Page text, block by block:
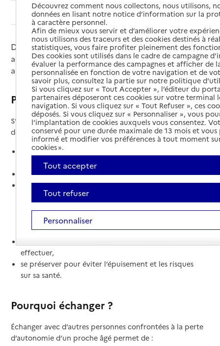
Sommaire
Différents lieux existent partout en France pour
accompagner, informer et soutenir les proches
aidants de personnes âgées en perte d’autonomie.
Pourquoi s’informer ?
S’informer sur la perte d’autonomie ou sur la maladie
dont est atteint son proche permet de :
mieux le comprendre, de connaître l’impact de sa
maladie, ses répercussions sur la vie quotidienne,
faciliter la communication avec lui,
mieux l’accompagner en adaptant son
comportement et son aide et en recherchant des
domicile, établissements d’hébergement, lieux de
répit…),
effectuer,
se préserver pour éviter l’épuisement et les risques
sur sa santé.
Pourquoi échanger ?
Échanger avec d’autres personnes confrontées à la perte
d’autonomie d’un proche âgé permet de :
Découvrez comment nous collectons, nous utilisons,
données en lisant notre notice d’information sur la
à caractère personnel.
Afin de mieux vous servir et d’améliorer votre
nous utilisons des traceurs et des cookies destinés à
statistiques, vous faire profiter pleinement des
Des cookies sont utilisés dans le cadre de campagne
évaluer la performance des campagnes et afficher de
personnalisée en fonction de votre navigation et de
savoir plus, consultez la partie sur notre politique
Si vous cliquez sur « Tout Accepter », l’éditeur du
partenaires déposeront ces cookies sur votre terminal
navigation. Si vous cliquez sur « Tout Refuser », ces
déposés. Si vous cliquez sur « Personnaliser », vous
l’implantation de cookies auxquels vous consentez.
conservé pour une durée maximale de 13 mois et
informé et modifier vos préférences à tout moment
cookies ».
Tout accepter
Tout refuser
Personnaliser